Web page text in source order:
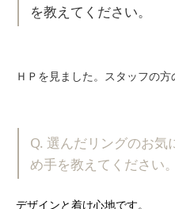
を教えてください。
ＨＰを見ました。スタッフの方
Q. 選んだリングのお
め手を教えてください。
デザインと着け心地です。